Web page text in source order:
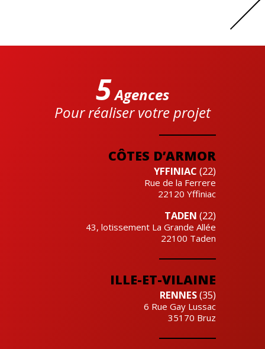
CÔTES D’ARMOR
YFFINIAC (22)
Rue de la Ferrere
22120 Yffiniac
TADEN (22)
43, lotissement La Grande Allée
22100 Taden
ILLE-ET-VILAINE
RENNES(35)
6 Rue Gay Lussac
35170 Bruz
5Agences
Pour réaliser votre projet